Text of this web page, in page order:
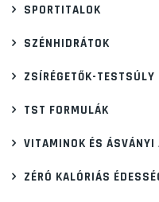
SPORTITALOK
SZÉNHIDRÁTOK
ZSÍRÉGETŐK-
TST FORMULÁK
VITAMINOK ÉS ÁSVÁNYI
ZÉRÓ KALÓRIÁS